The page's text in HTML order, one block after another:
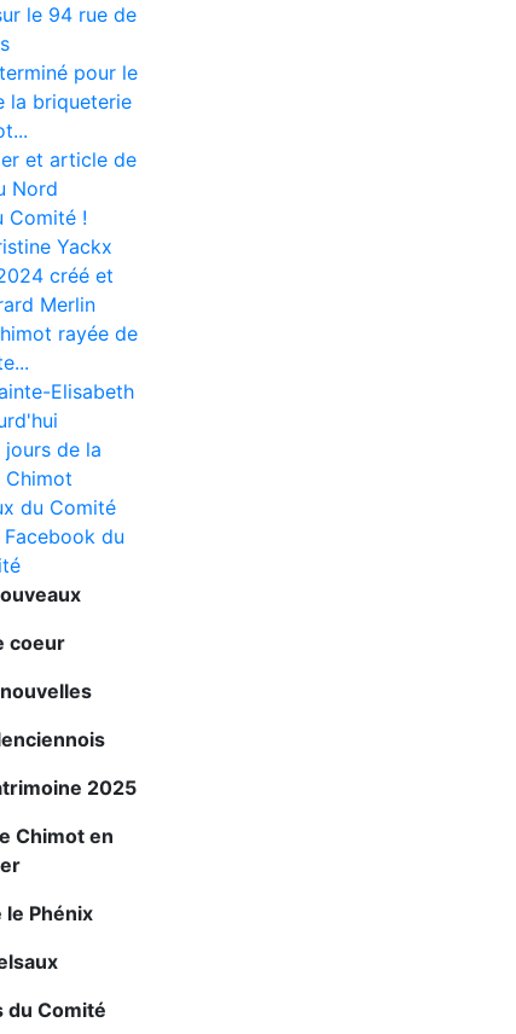
le 94 rue de
pour le
la briqueterie
et article de
Nord
Comité !
Yackx
créé et
Merlin
rayée de
Elisabeth
jours de la
Chimot
du Comité
du
coeur
2025
Chimot en
le Phénix
du Comité